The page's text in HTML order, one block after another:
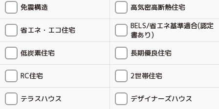
免震構造 高気密高断熱住宅
省エネ・エコ住宅
BELS/省エネ基準適合(認定
書あり)
低炭素住宅
長期優良住宅
RC住宅 2世帯住宅
テラスハウス デザイナーズハウス